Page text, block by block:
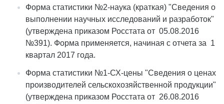
Форма статистики №2-наука (краткая) "Сведения о
выполнении научных исследований и разработок"
(утверждена приказом Росстата от 05.08.2016
№391). Форма применяется, начиная с отчета за 1
квартал 2017 года.
Форма статистики №1-СХ-цены "Сведения о ценах
производителей сельскохозяйственной продукции"
(утверждена приказом Росстата от 26.08.2016